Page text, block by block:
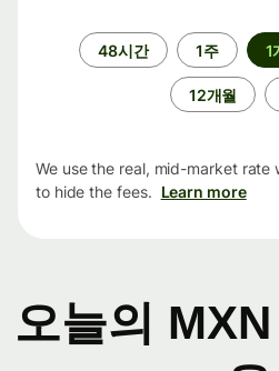
48시간 1주 1
12개월
We use the real, mid-market rate
to hide the fees. Learn more
오늘의